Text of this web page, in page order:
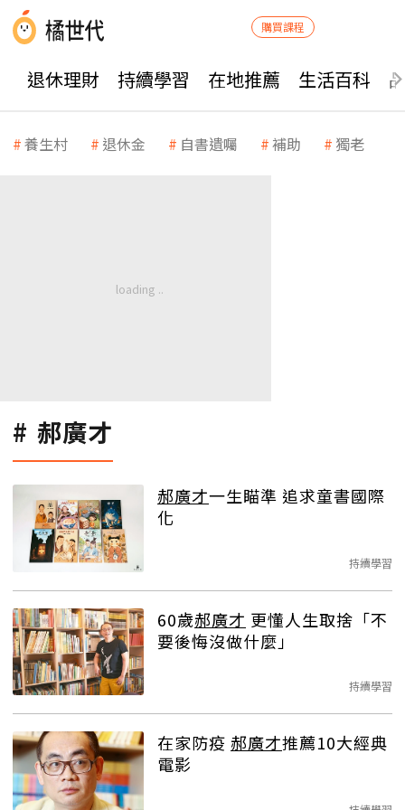
購買課程
退休理財 持續學習 在地推薦 生活百科
養生村 退休金 自書遺囑 補助 獨老
郝廣才
郝廣才一生瞄準 追求童書國際
化
持續學習
60歲郝廣才 更懂人生取捨「不
要後悔沒做什麼」
持續學習
在家防疫 郝廣才推薦10大經典
電影